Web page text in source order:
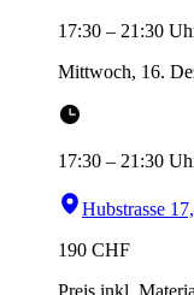
17:30 – 21:30
Mittwoch, 16.
17:30 – 21:30
Hubstrasse
190 CHF
Preis inkl.